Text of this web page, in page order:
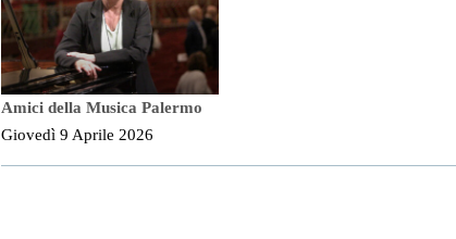
Amici della Musica Palermo
Giovedì 9 Aprile 2026